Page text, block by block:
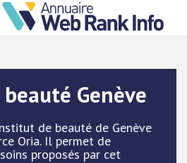
Genève
de beauté de Genève
Oria. Il permet de
proposés par cet